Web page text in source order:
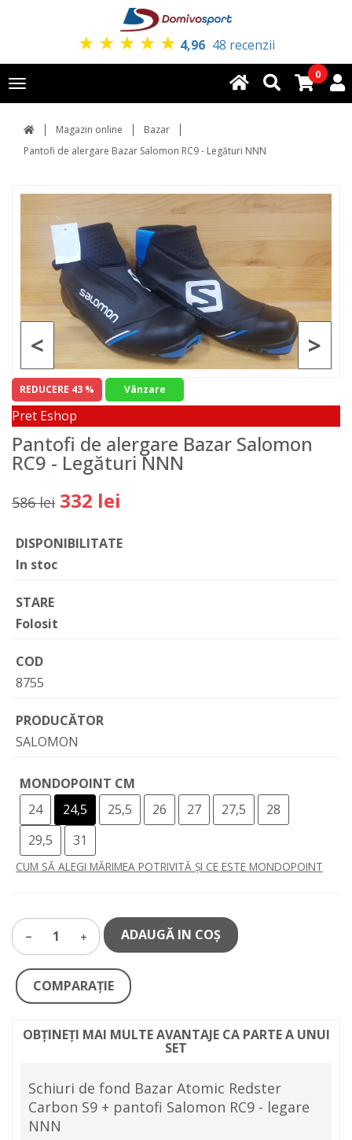
★ ★ ★ ★ ★ 4,96 48 recenzii
Toggle
navigation
0
Magazin online
Bazar
Pantofi de alergare Bazar Salomon RC9 - Legături NNN
>
<
REDUCERE 43 % Vânzare
Pret Eshop
Pantofi de alergare Bazar Salomon
RC9 - Legături NNN
586 lei 332 lei
DISPONIBILITATE
In stoc
STARE
Folosit
COD
8755
PRODUCĂTOR
SALOMON
MONDOPOINT CM
24
24,5 25,5 26 27 27,5
28
29,5
31
CUM SĂ ALEGI MĂRIMEA POTRIVITĂ ȘI CE ESTE MONDOPOINT
1 ADAUGĂ IN COŞ
COMPARAŢIE
OBȚINEȚI MAI MULTE AVANTAJE CA PARTE A UNUI
SET
Schiuri de fond Bazar Atomic Redster
Carbon S9 + pantofi Salomon RC9 - legare
NNN